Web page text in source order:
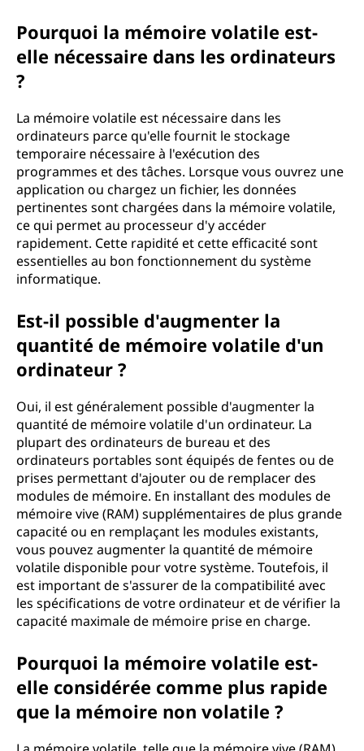
Pourquoi la mémoire volatile est-
elle nécessaire dans les ordinateurs
?
La mémoire volatile est nécessaire dans les
ordinateurs parce qu'elle fournit le stockage
temporaire nécessaire à l'exécution des
programmes et des tâches. Lorsque vous ouvrez une
application ou chargez un fichier, les données
pertinentes sont chargées dans la mémoire volatile,
ce qui permet au processeur d'y accéder
rapidement. Cette rapidité et cette efficacité sont
essentielles au bon fonctionnement du système
informatique.
Est-il possible d'augmenter la
quantité de mémoire volatile d'un
ordinateur ?
Oui, il est généralement possible d'augmenter la
quantité de mémoire volatile d'un ordinateur. La
plupart des ordinateurs de bureau et des
ordinateurs portables sont équipés de fentes ou de
prises permettant d'ajouter ou de remplacer des
modules de mémoire. En installant des modules de
mémoire vive (RAM) supplémentaires de plus grande
capacité ou en remplaçant les modules existants,
vous pouvez augmenter la quantité de mémoire
volatile disponible pour votre système. Toutefois, il
est important de s'assurer de la compatibilité avec
les spécifications de votre ordinateur et de vérifier la
capacité maximale de mémoire prise en charge.
Pourquoi la mémoire volatile est-
elle considérée comme plus rapide
que la mémoire non volatile ?